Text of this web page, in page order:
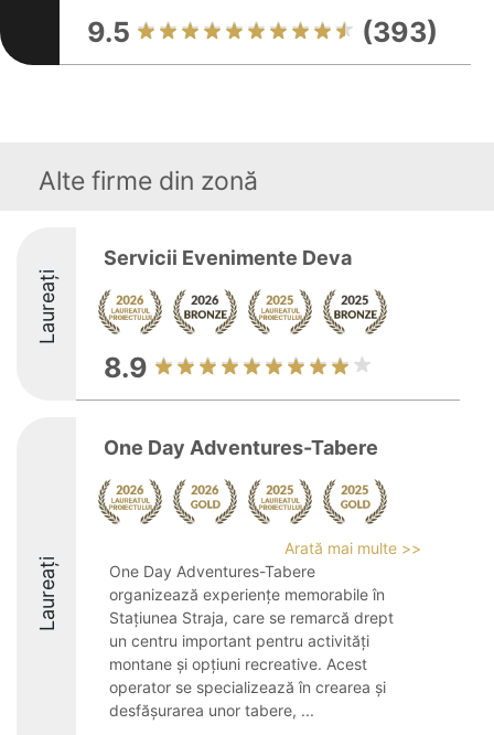
9.5 (393)
Alte firme din zonă
Laureați
Servicii Evenimente Deva
8.9
Laureați
One Day Adventures-Tabere
Arată mai multe >>
One Day Adventures-Tabere
organizează experiențe memorabile în
Stațiunea Straja, care se remarcă drept
un centru important pentru activități
montane și opțiuni recreative. Acest
operator se specializează în crearea și
desfășurarea unor tabere, ...